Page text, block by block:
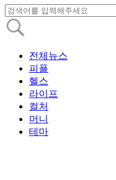
전체뉴스
피플
헬스
라이프
컬처
머니
테마